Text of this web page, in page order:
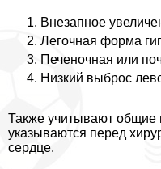
Внезапное
Легочная форма
Печеночная или
Низкий выброс
Также учитывают общие
указываются перед
сердце.